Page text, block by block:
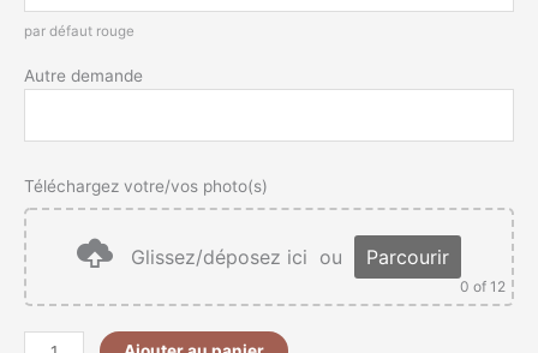
par défaut rouge
Autre demande
Téléchargez votre/vos photo(s)
Glissez/déposez ici ou Parcourir
0 of 12